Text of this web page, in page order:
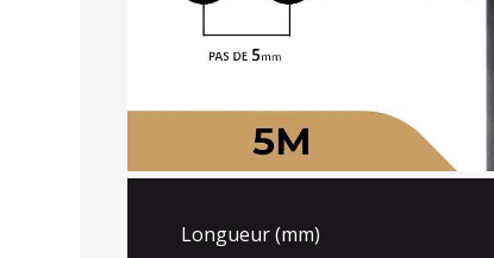
Longueur (mm)